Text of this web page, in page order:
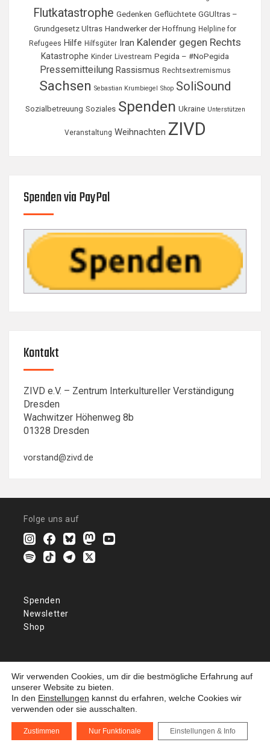
Flutkatastrophe Gedenken Geflüchtete GGUltras –
Grundgesetz Ultras Handwerker der Hoffnung Helpline for
Refugees Hilfe Hilfsgüter Iran Kalender gegen Rechts
Katastrophe Kinder Livestream Pegida – #NoPegida
Pressemitteilung Rassismus Rechtsextremismus
Sachsen Sebastian Krumbiegel Shop SoliSound
Sozialbetreuung Soziales Spenden Ukraine Unterstützen
Veranstaltung Weihnachten ZIVD
Spenden via PayPal
Kontakt
ZIVD e.V. – Zentrum Interkultureller Verständigung
Dresden
Wachwitzer Höhenweg 8b
01328 Dresden
vorstand@zivd.de
Folge uns auf
Spenden
Newsletter
Shop
Kontakt
Impressum
Datenschutz
© 2026 ZIVD e.V.
Wir verwenden Cookies, um dir die bestmögliche Erfahrung auf
unserer Website zu bieten.
In den Einstellungen kannst du erfahren, welche Cookies wir
verwenden oder sie ausschalten.
Zustimmen Nur Funktionale Einstellungen & Info